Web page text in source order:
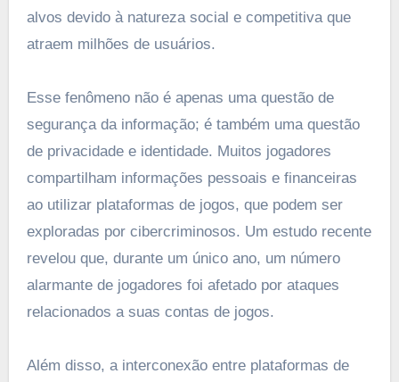
alvos devido à natureza social e competitiva que
atraem milhões de usuários.
Esse fenômeno não é apenas uma questão de
segurança da informação; é também uma questão
de privacidade e identidade. Muitos jogadores
compartilham informações pessoais e financeiras
ao utilizar plataformas de jogos, que podem ser
exploradas por cibercriminosos. Um estudo recente
revelou que, durante um único ano, um número
alarmante de jogadores foi afetado por ataques
relacionados a suas contas de jogos.
Além disso, a interconexão entre plataformas de